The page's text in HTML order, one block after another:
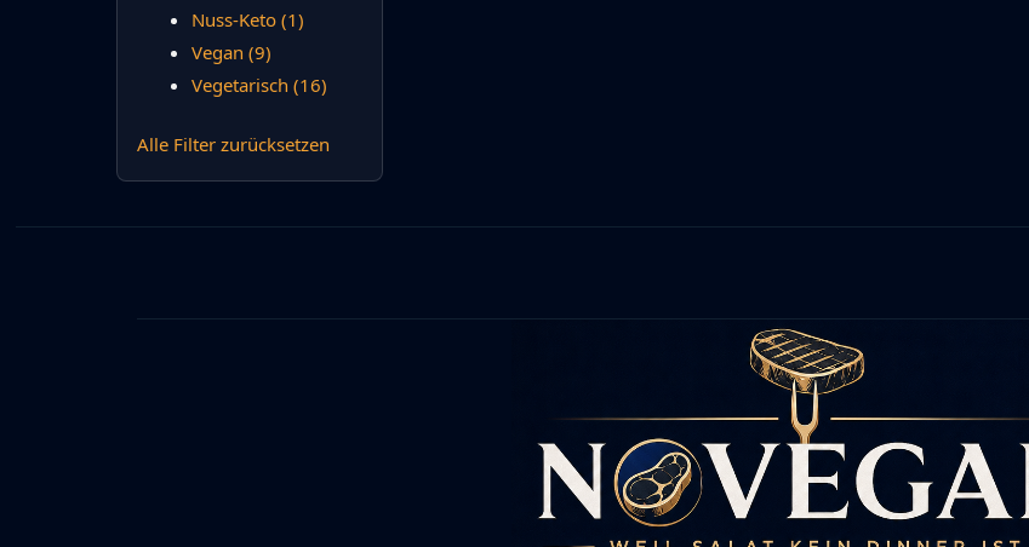
Nuss-Keto (1)
Vegan (9)
Vegetarisch (16)
Alle Filter zurücksetzen